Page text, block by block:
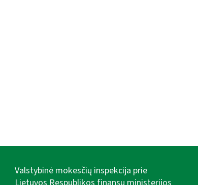
Valstybinė mokesčių inspekcija prie